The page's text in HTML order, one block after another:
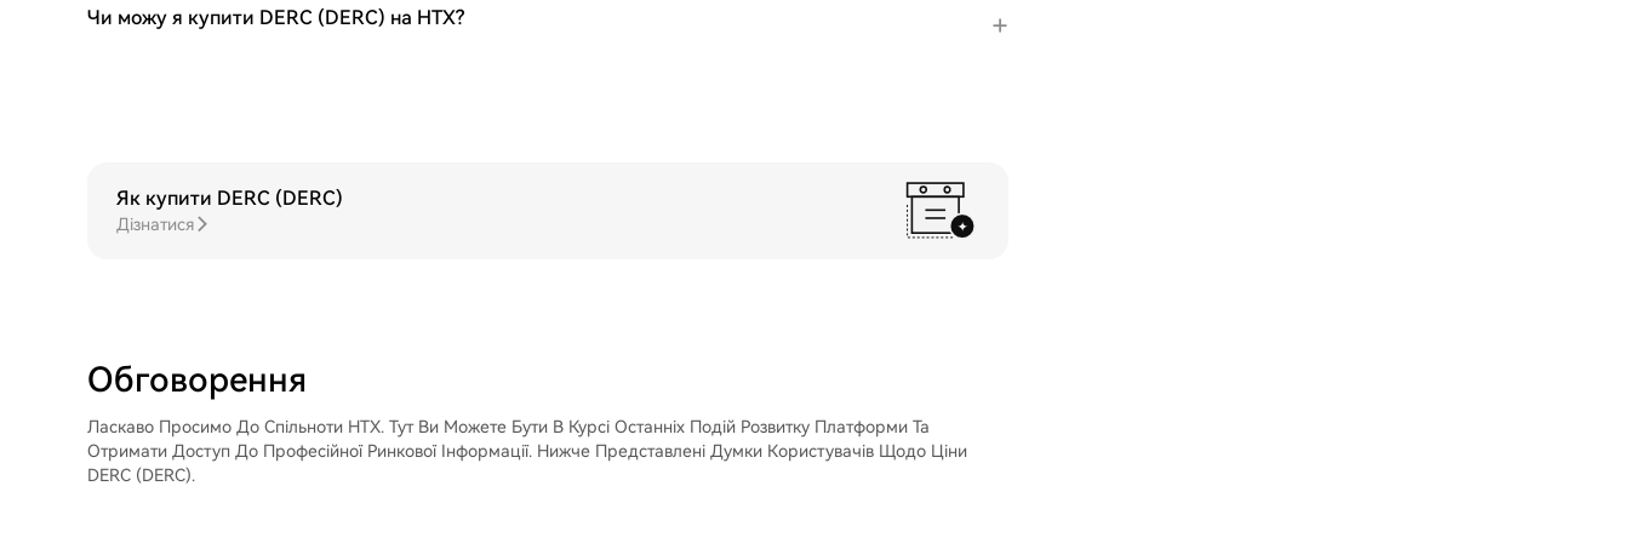
Чи можу я купити DERC (DERC) на HTX?
Як купити DERC (DERC)
Дізнатися
Обговорення
Ласкаво Просимо До Спільноти HTX. Тут Ви Можете Бути В Курсі Останніх Подій Розвитку Платформи Та
Отримати Доступ До Професійної Ринкової Інформації. Нижче Представлені Думки Користувачів Щодо Ціни
DERC (DERC).